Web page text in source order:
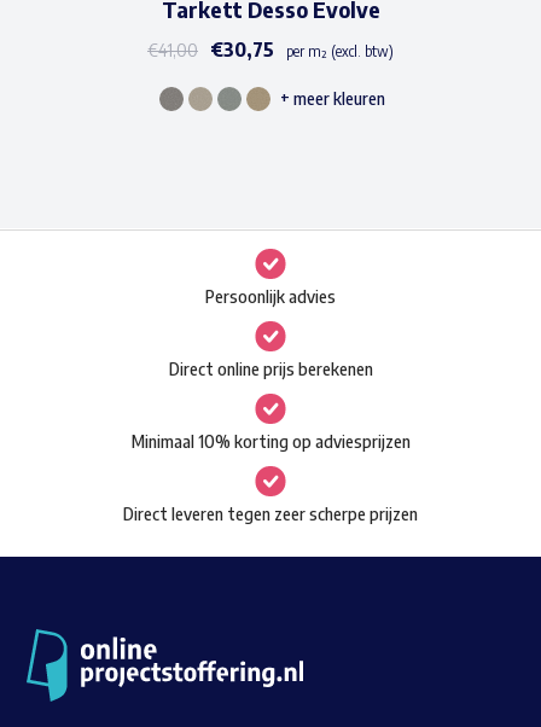
Tarkett Desso Evolve
€41,00 €30,75 per m² (excl. btw)
Dit
variaties.
Deze
optie
kan
gekozen
worden
op
de
productpagina
+ meer kleuren
Persoonlijk advies
Direct online prijs berekenen
Minimaal 10% korting op adviesprijzen
Direct leveren tegen zeer scherpe prijzen